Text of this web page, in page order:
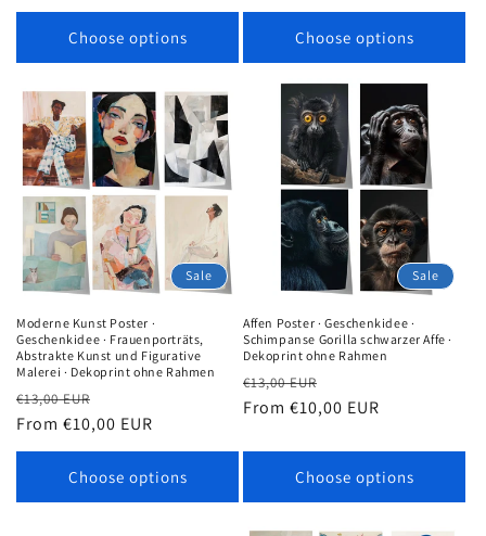
Choose options Choose options
Sale
Moderne Kunst Poster ·
Geschenkidee · Frauenporträts,
Abstrakte Kunst und Figurative
Malerei · Dekoprint ohne Rahmen
Regular
price
€13,00 EUR
price
From €10,00 EUR
Choose options
Sale
Affen Poster · Geschenkidee ·
Schimpanse Gorilla schwarzer Affe ·
Dekoprint ohne Rahmen
Regular
price
€13,00 EUR
price
From €10,00 EUR
Choose options